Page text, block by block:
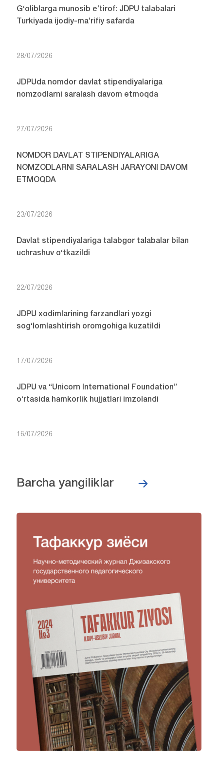
G‘oliblarga munosib e’tirof: JDPU talabalari
Turkiyada ijodiy-ma’rifiy safarda
28/07/2026
JDPUda nomdor davlat stipendiyalariga
nomzodlarni saralash davom etmoqda
27/07/2026
NOMDOR DAVLAT STIPENDIYALARIGA
NOMZODLARNI SARALASH JARAYONI DAVOM
ETMOQDA
23/07/2026
Davlat stipendiyalariga talabgor talabalar bilan
uchrashuv o‘tkazildi
22/07/2026
JDPU xodimlarining farzandlari yozgi
sog‘lomlashtirish oromgohiga kuzatildi
17/07/2026
JDPU va “Unicorn International Foundation”
o‘rtasida hamkorlik hujjatlari imzolandi
16/07/2026
Barcha yangiliklar